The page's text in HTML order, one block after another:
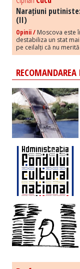
Narațiuni
(II)
Opinii / Moscova este
destabiliza un stat
pe ceilalți că nu